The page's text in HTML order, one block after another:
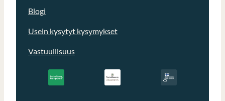
Blogi
Usein kysytyt kysymykset
Vastuullisuus